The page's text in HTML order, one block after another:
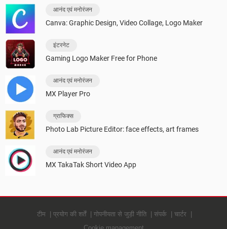
आनंद एवं मनोरंजन
Canva: Graphic Design, Video Collage, Logo Maker
इंटरनेट
Gaming Logo Maker Free for Phone
आनंद एवं मनोरंजन
MX Player Pro
ग्राफिक्स
Photo Lab Picture Editor: face effects, art frames
आनंद एवं मनोरंजन
MX TakaTak Short Video App
टीम प्रयोग की शर्तें गोपनीयता से जुड़ी नीति संपर्क
चार्टर